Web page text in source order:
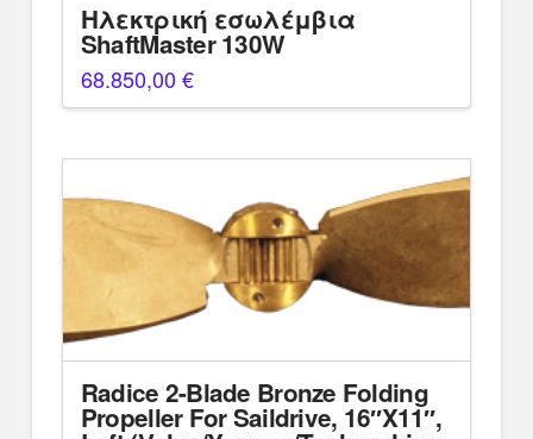
Ηλεκτρική εσωλέμβια
ShaftMaster 130W
68.850,00€
Radice 2-Blade Bronze Folding
Propeller For Saildrive, 16″X11″,